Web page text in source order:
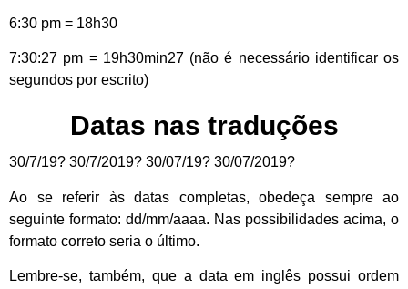
6:30 pm = 18h30
7:30:27 pm = 19h30min27 (não é necessário identificar os
segundos por escrito)
Datas nas traduções
30/7/19? 30/7/2019? 30/07/19? 30/07/2019?
Ao se referir às datas completas, obedeça sempre ao
seguinte formato: dd/mm/aaaa. Nas possibilidades acima, o
formato correto seria o último.
Lembre-se, também, que a data em inglês possui ordem